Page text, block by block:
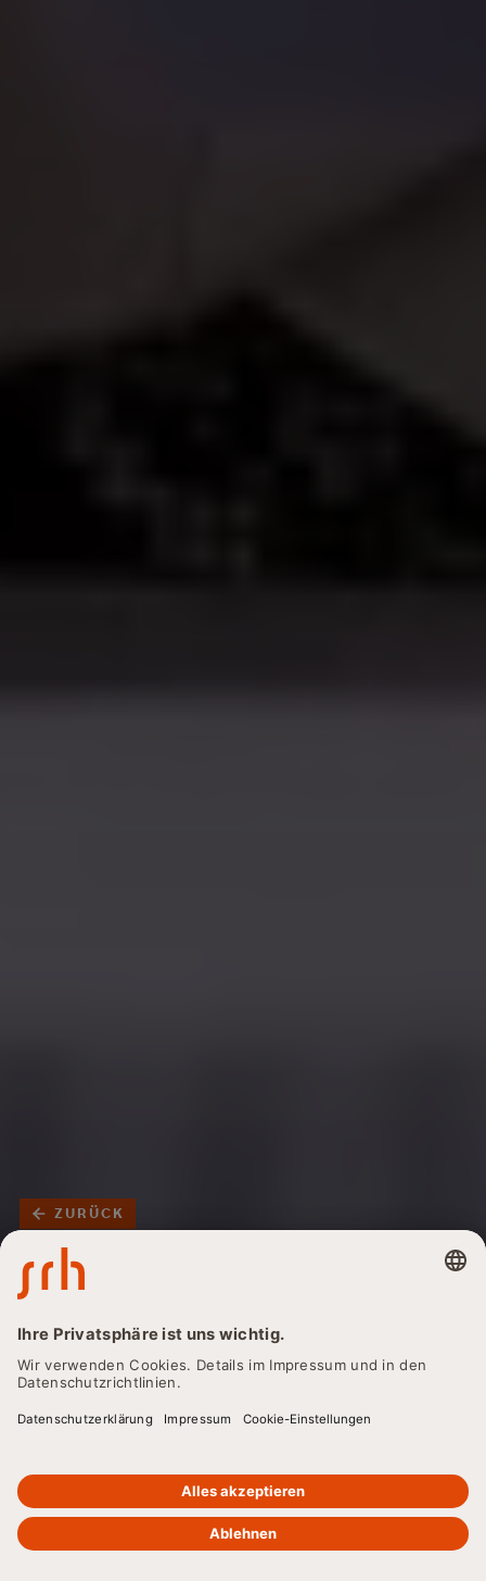
ZURÜCK
Business Analyst:in -
Berufsbilder, Ausbildung
und
Karrieremöglichkeiten
im Überblick
Sie interessiert der Beruf Business Analyst:in? Dann sind